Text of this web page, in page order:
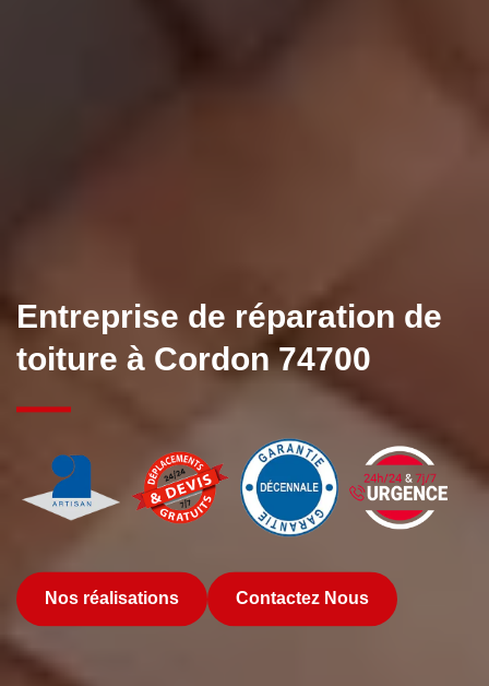
Entreprise de réparation de
toiture à Cordon 74700
Nos réalisations Contactez Nous